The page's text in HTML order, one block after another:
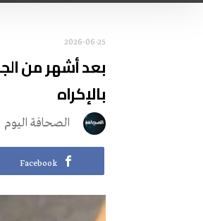
2026-06-25
بعد أشهر من
بالإكراه
Facebook